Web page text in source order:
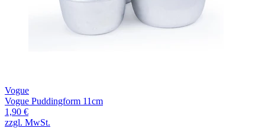
Vogue
Vogue Puddingform 11cm
1,90 €
zzgl. MwSt.